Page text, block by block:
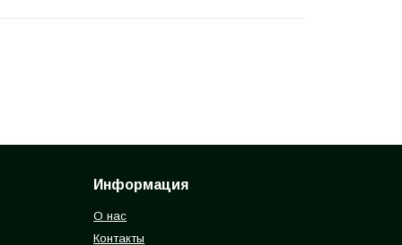
Информация
О нас
Контакты